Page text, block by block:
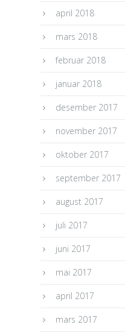
april 2018
mars 2018
februar 2018
januar 2018
desember 2017
november 2017
oktober 2017
september 2017
august 2017
juli 2017
juni 2017
mai 2017
april 2017
mars 2017